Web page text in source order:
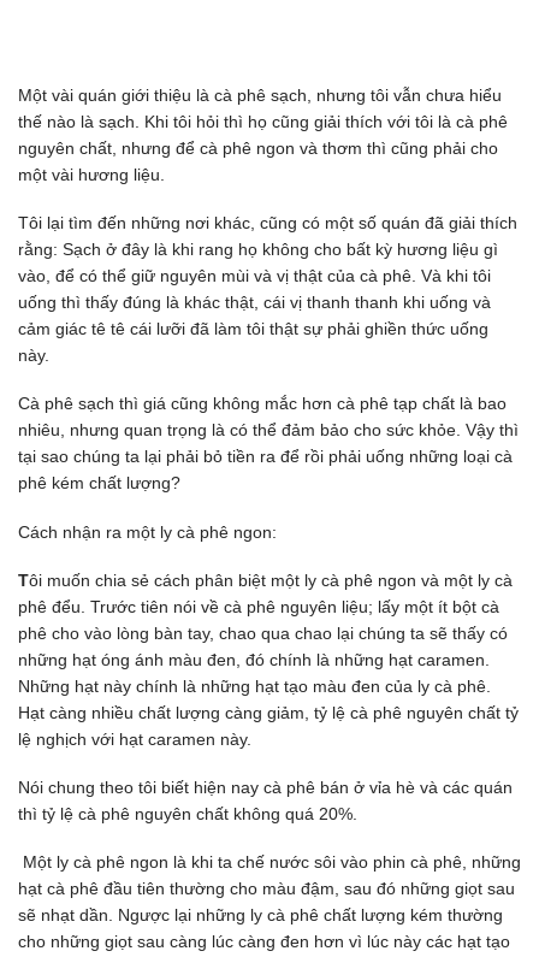
Một vài quán giới thiệu là cà phê sạch, nhưng tôi vẫn chưa hiểu
thế nào là sạch. Khi tôi hỏi thì họ cũng giải thích với tôi là cà phê
nguyên chất, nhưng để cà phê ngon và thơm thì cũng phải cho
một vài hương liệu.
Tôi lại tìm đến những nơi khác, cũng có một số quán đã giải thích
rằng: Sạch ở đây là khi rang họ không cho bất kỳ hương liệu gì
vào, để có thể giữ nguyên mùi và vị thật của cà phê. Và khi tôi
uống thì thấy đúng là khác thật, cái vị thanh thanh khi uống và
cảm giác tê tê cái lưỡi đã làm tôi thật sự phải ghiền thức uống
này.
Cà phê sạch thì giá cũng không mắc hơn cà phê tạp chất là bao
nhiêu, nhưng quan trọng là có thể đảm bảo cho sức khỏe. Vậy thì
tại sao chúng ta lại phải bỏ tiền ra để rồi phải uống những loại cà
phê kém chất lượng?
Cách nhận ra một ly cà phê ngon:
Tôi muốn chia sẻ cách phân biệt một ly cà phê ngon và một ly cà
phê đểu. Trước tiên nói về cà phê nguyên liệu; lấy một ít bột cà
phê cho vào lòng bàn tay, chao qua chao lại chúng ta sẽ thấy có
những hạt óng ánh màu đen, đó chính là những hạt caramen.
Những hạt này chính là những hạt tạo màu đen của ly cà phê.
Hạt càng nhiều chất lượng càng giảm, tỷ lệ cà phê nguyên chất tỷ
lệ nghịch với hạt caramen này.
Nói chung theo tôi biết hiện nay cà phê bán ở vỉa hè và các quán
thì tỷ lệ cà phê nguyên chất không quá 20%.
Một ly cà phê ngon là khi ta chế nước sôi vào phin cà phê, những
hạt cà phê đầu tiên thường cho màu đậm, sau đó những giọt sau
sẽ nhạt dần. Ngược lại những ly cà phê chất lượng kém thường
cho những giọt sau càng lúc càng đen hơn vì lúc này các hạt tạo